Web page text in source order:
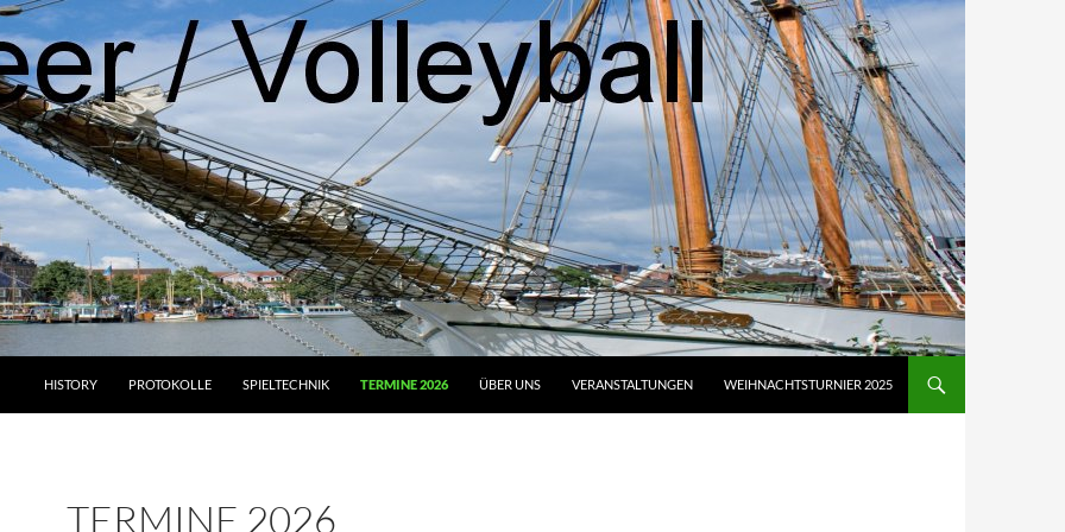
HISTORY PROTOKOLLE SPIELTECHNIK TERMINE 2026 ÜBER UNS VERANSTALTUNGEN WEIHNACHTSTURNIER 2025
TERMINE 2026